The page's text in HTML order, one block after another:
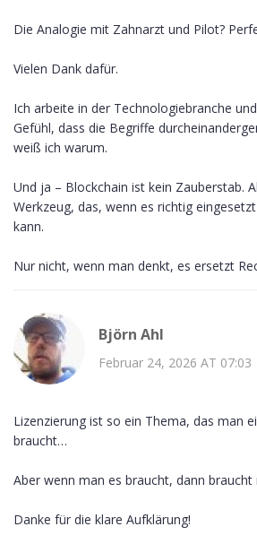
Die Analogie mit Zahnarzt und Pilot?
Vielen Dank dafür.
Ich arbeite in der Technologiebranche
Gefühl, dass die Begriffe
weiß ich warum.
Und ja – Blockchain ist kein Zauberstab.
Werkzeug, das, wenn es richtig
kann.
Nur nicht, wenn man denkt, es ersetzt
Björn Ahl
Februar 24, 2026 AT 07:03
Lizenzierung ist so ein Thema, das man
braucht…
Aber wenn man es braucht, dann braucht
Danke für die klare Aufklärung!